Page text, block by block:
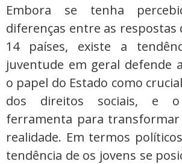
Embora se tenha
diferenças entre as respostas
14 países, existe a
juventude em geral defende
o papel do Estado como
dos direitos sociais, e
ferramenta para
realidade. Em termos
tendência de os jovens se